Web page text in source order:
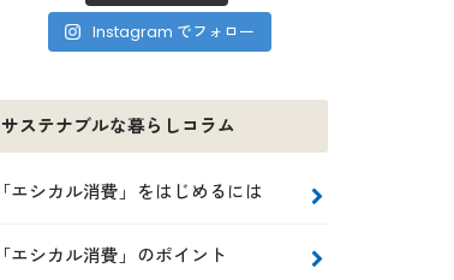
Instagram でフォロー
サステナブルな暮らしコラム
「エシカル消費」をはじめるには
「エシカル消費」のポイント